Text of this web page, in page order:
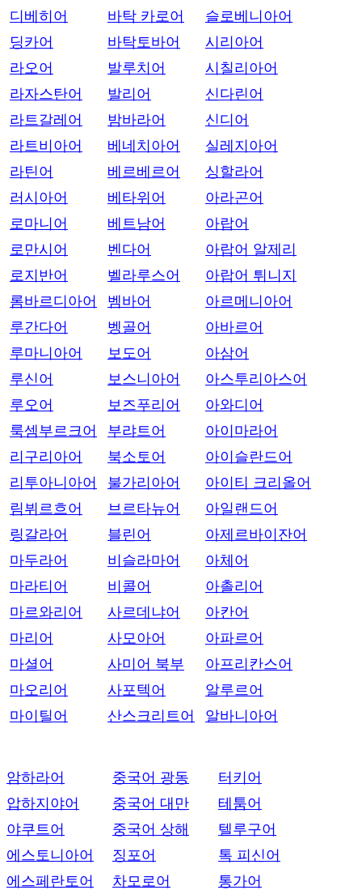
디베히어
딩카어
라오어
라자스탄어
라트갈레어
라트비아어
라틴어
러시아어
로마니어
로만시어
로지반어
롬바르디아어
루간다어
루마니아어
루신어
루오어
룩셈부르크어
리구리아어
리투아니아어
림뷔르흐어
링갈라어
마두라어
마라티어
마르와리어
마리어
마셜어
마오리어
마이틸어
바탁 카로어
바탁토바어
발루치어
발리어
밤바라어
베네치아어
베르베르어
베타위어
베트남어
벤다어
벨라루스어
벰바어
벵골어
보도어
보스니아어
보즈푸리어
부랴트어
북소토어
불가리아어
브르타뉴어
블린어
비슬라마어
비콜어
사르데냐어
사모아어
사미어 북부
사포텍어
산스크리트어
슬로베니아어
시리아어
시칠리아어
신다린어
신디어
실레지아어
싱할라어
아라곤어
아랍어
아랍어 알제리
아랍어 튀니지
아르메니아어
아바르어
아삼어
아스투리아스어
아와디어
아이마라어
아이슬란드어
아이티 크리올어
아일랜드어
아제르바이잔어
아체어
아촐리어
아칸어
아파르어
아프리칸스어
알루르어
알바니아어
암하라어
압하지야어
야쿠트어
에스토니아어
에스페란토어
중국어 광동
중국어 대만
중국어 상해
징포어
차모로어
터키어
테툼어
텔루구어
톡 피신어
통가어